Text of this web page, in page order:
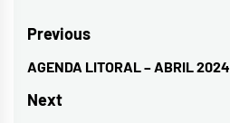
Navegação
de
Post
Previous
Previous
post:
AGENDA LITORAL – ABRIL 2024
Next